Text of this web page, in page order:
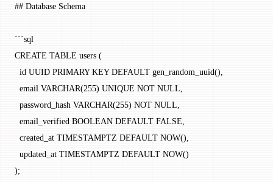
## Database Schema
```sql
CREATE TABLE users (
  id UUID PRIMARY KEY DEFAULT gen_random_uuid(),
  email VARCHAR(255) UNIQUE NOT NULL,
  password_hash VARCHAR(255) NOT NULL,
  email_verified BOOLEAN DEFAULT FALSE,
  created_at TIMESTAMPTZ DEFAULT NOW(),
  updated_at TIMESTAMPTZ DEFAULT NOW()
);